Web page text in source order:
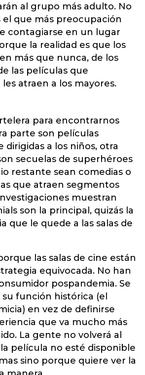
al grupo más adulto. No
el que más preocupación
contagiarse en un lugar
la realidad es que los
más que nunca, de los
las películas que
atraen a los mayores.
para encontrarnos
parte son películas
a los niños, otra
secuelas de superhéroes
restante sean comedias o
que atraen segmentos
muestran
son la principal, quizás la
que le quede a las salas de
las salas de cine están
equivocada. No han
pospandemia. Se
función histórica (el
en vez de definirse
que va mucho más
La gente no volverá al
película no esté disponible
sino porque quiere ver la